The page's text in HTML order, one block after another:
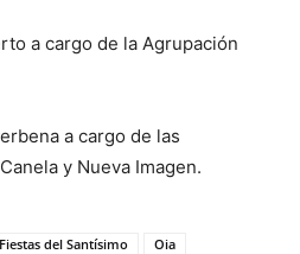
a cargo de la Agrupación
a cargo de las
y Nueva Imagen.
Fiestas del Santísimo
Oia